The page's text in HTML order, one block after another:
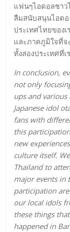
แฟนๆไอดอลชา
ลืมสนับสนุนไอดอ
ประเทศไทยของเ
และภาคภูมิใจที่จ
ทั้งสองประเทศที่
In conclusion,
not only
ups and various
Japanese idol
fans with
this
new
culture itself.
Thailand to
major events in
participation
our local idols
these things
happened in